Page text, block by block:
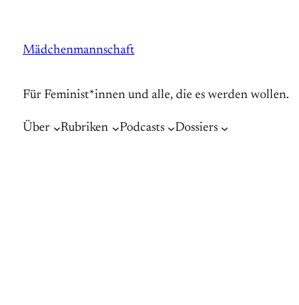
springen
Mädchenmannschaft
Für Feminist*innen und alle, die es werden wollen.
Über Rubriken Podcasts Dossiers